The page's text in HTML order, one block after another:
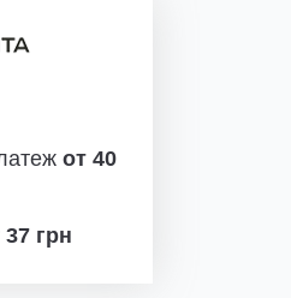
от 40
37 грн